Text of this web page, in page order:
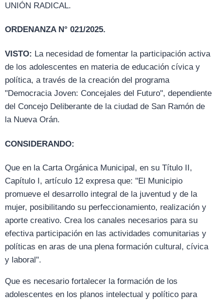
UNIÓN RADICAL.
ORDENANZA N° 021/2025.
VISTO: La necesidad de fomentar la participación activa
de los adolescentes en materia de educación cívica y
política, a través de la creación del programa
"Democracia Joven: Concejales del Futuro", dependiente
del Concejo Deliberante de la ciudad de San Ramón de
la Nueva Orán.
CONSIDERANDO:
Que en la Carta Orgánica Municipal, en su Título II,
Capítulo I, artículo 12 expresa que: "El Municipio
promueve el desarrollo integral de la juventud y de la
mujer, posibilitando su perfeccionamiento, realización y
aporte creativo. Crea los canales necesarios para su
efectiva participación en las actividades comunitarias y
políticas en aras de una plena formación cultural, cívica
y laboral".
Que es necesario fortalecer la formación de los
adolescentes en los planos intelectual y político para